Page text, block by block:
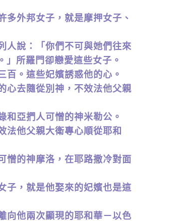
外邦女子，就是摩押女子、
說：「你們不可與她們往來
」所羅門卻戀愛這些女子。
。這些妃嬪誘惑他的心。
去隨從別神，不效法他父親
亞捫人可憎的神米勒公。
他父親大衛專心順從耶和
的神摩洛，在耶路撒冷對面
，就是他娶來的妃嬪也是這
他兩次顯現的耶和華－以色